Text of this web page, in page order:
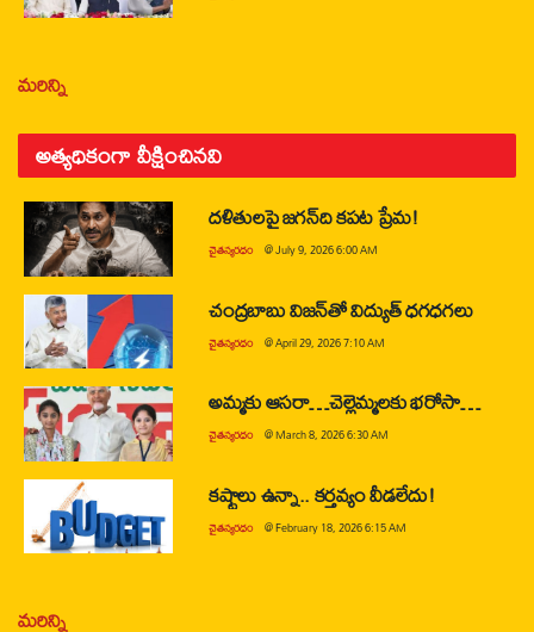
మరిన్ని
అత్యధికంగా వీక్షించినవి
దళితులపై జగన్‌ది కపట ప్రేమ!
చైతన్యరధం @July 9, 2026 6:00 AM
చంద్రబాబు విజన్‌తో విద్యుత్ ధగధగలు
చైతన్యరధం @April 29, 2026 7:10 AM
అమ్మకు ఆసరా…చెల్లెమ్మలకు భరోసా…
చైతన్యరధం @March 8, 2026 6:30 AM
కష్టాలు ఉన్నా.. కర్తవ్యం వీడలేదు!
చైతన్యరధం @February 18, 2026 6:15 AM
మరిన్ని